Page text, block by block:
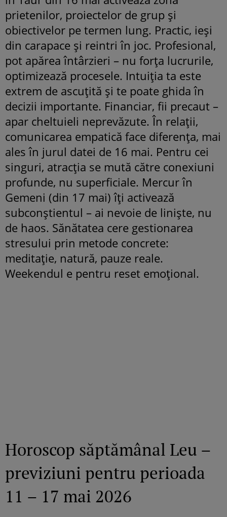
prietenilor, proiectelor de grup și
obiectivelor pe termen lung. Practic, ieși
din carapace și reintri în joc. Profesional,
pot apărea întârzieri – nu forța lucrurile,
optimizează procesele. Intuiția ta este
extrem de ascuțită și te poate ghida în
decizii importante. Financiar, fii precaut –
apar cheltuieli neprevăzute. În relații,
comunicarea empatică face diferența, mai
ales în jurul datei de 16 mai. Pentru cei
singuri, atracția se mută către conexiuni
profunde, nu superficiale. Mercur în
Gemeni (din 17 mai) îți activează
subconștientul – ai nevoie de liniște, nu
de haos. Sănătatea cere gestionarea
stresului prin metode concrete:
meditație, natură, pauze reale.
Weekendul e pentru reset emoțional.
Horoscop săptămânal Leu –
previziuni pentru perioada
11 – 17 mai 2026